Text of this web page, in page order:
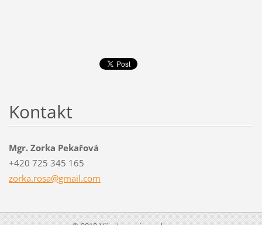
Kontakt
Mgr. Zorka Pekařová
+420 725 345 165
zorka.rosa@gmail.com